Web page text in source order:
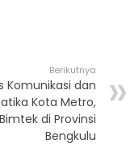
Berikutnya
Komunikasi dan
Kota Metro,
di Provinsi
Bengkulu